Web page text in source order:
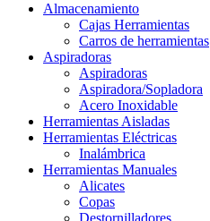
Almacenamiento
Cajas Herramientas
Carros de herramientas
Aspiradoras
Aspiradoras
Aspiradora/Sopladora
Acero Inoxidable
Herramientas Aisladas
Herramientas Eléctricas
Inalámbrica
Herramientas Manuales
Alicates
Copas
Destornilladores